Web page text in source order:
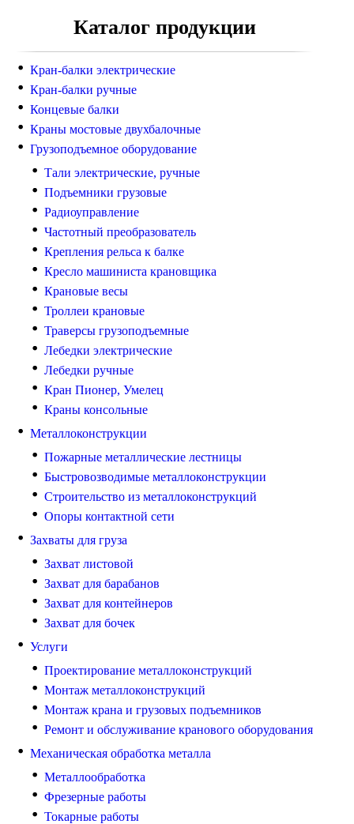
Каталог продукции
Кран-балки электрические
Кран-балки ручные
Концевые балки
Краны мостовые двухбалочные
Грузоподъемное оборудование
Тали электрические, ручные
Подъемники грузовые
Радиоуправление
Частотный преобразователь
Крепления рельса к балке
Кресло машиниста крановщика
Крановые весы
Троллеи крановые
Траверсы грузоподъемные
Лебедки электрические
Лебедки ручные
Кран Пионер, Умелец
Краны консольные
Металлоконструкции
Пожарные металлические лестницы
Быстровозводимые металлоконструкции
Строительство из металлоконструкций
Опоры контактной сети
Захваты для груза
Захват листовой
Захват для барабанов
Захват для контейнеров
Захват для бочек
Услуги
Проектирование металлоконструкций
Монтаж металлоконструкций
Монтаж крана и грузовых подъемников
Ремонт и обслуживание кранового оборудования
Механическая обработка металла
Металлообработка
Фрезерные работы
Токарные работы